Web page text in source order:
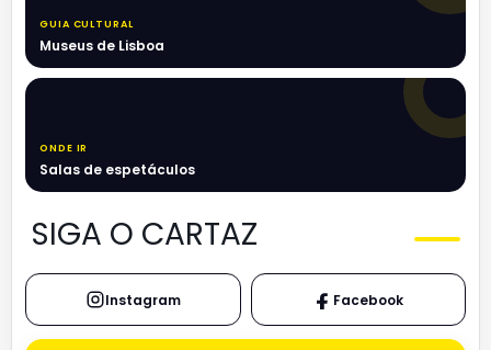
GUIA CULTURAL
Museus de Lisboa
ONDE IR
Salas de espetáculos
SIGA O CARTAZ
Instagram Facebook